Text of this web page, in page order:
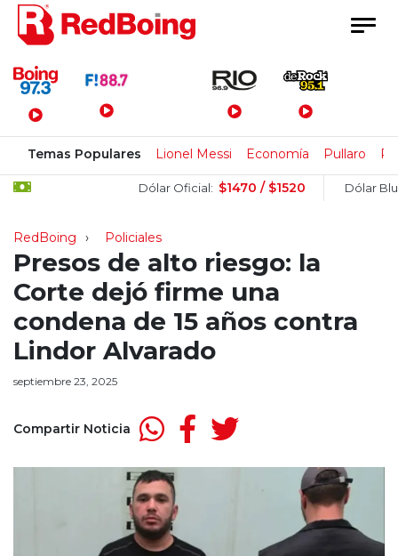
Menú Principal
Temas Populares Lionel Messi Economía Pullaro
Dólar Oficial: $1470 / $1520 Dólar Blue:
RedBoing Policiales
Presos de alto riesgo: la
Corte dejó firme una
condena de 15 años contra
Lindor Alvarado
septiembre 23, 2025
Compartir Noticia